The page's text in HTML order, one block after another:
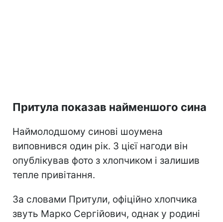
Притула показав найменшого сина
Наймолодшому синові шоумена
виповнився один рік. З цієї нагоди він
опублікував фото з хлопчиком і залишив
тепле привітання.
За словами Притули, офіційно хлопчика
звуть Марко Сергійович, однак у родині